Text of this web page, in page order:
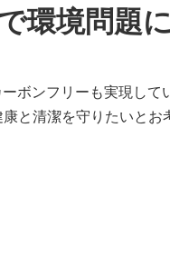
環境問題に
ボンフリーも実現し
と清潔を守りたいと